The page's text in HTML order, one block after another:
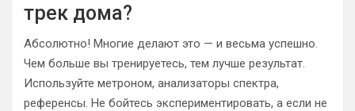
трек дома?
Абсолютно! Многие делают это — и весьма успешно.
Чем больше вы тренируетесь, тем лучше результат.
Используйте метроном, анализаторы спектра,
референсы. Не бойтесь экспериментировать, а если не